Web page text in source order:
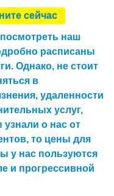
сейчас
наш
расписаны
Однако, не стоит
в
удаленности
услуг,
о нас от
то цены для
у нас пользуются
и прогрессивной